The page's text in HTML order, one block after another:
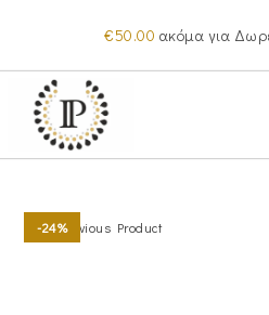
content
€50.00 ακόμα για
-24%Previous Product